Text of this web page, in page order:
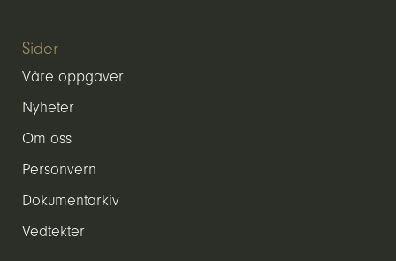
Sider
Våre oppgaver
Nyheter
Om oss
Personvern
Dokumentarkiv
Vedtekter